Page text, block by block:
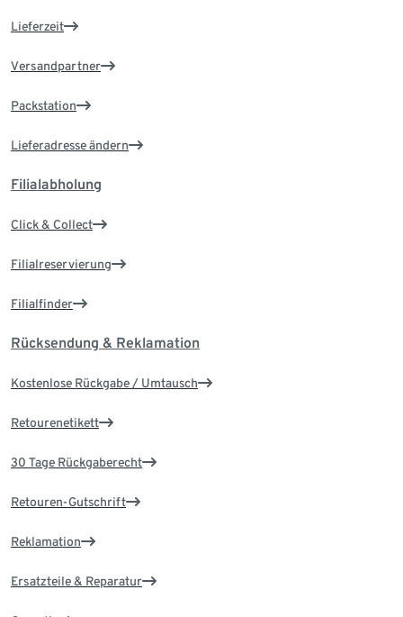
Lieferzeit
Versandpartner
Packstation
Lieferadresse ändern
Filialabholung
Click & Collect
Filialreservierung
Filialfinder
Rücksendung & Reklamation
Kostenlose Rückgabe / Umtausch
Retourenetikett
30 Tage Rückgaberecht
Retouren-Gutschrift
Reklamation
Ersatzteile & Reparatur